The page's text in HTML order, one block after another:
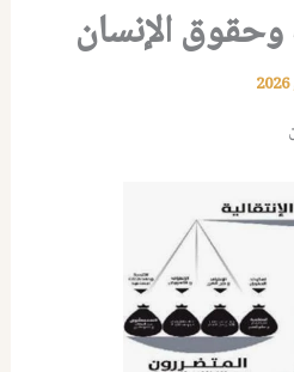
وحقوق الإنسان